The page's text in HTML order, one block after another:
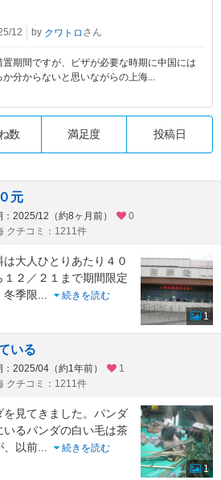
12 by クワトロ さん
期間ですが、ビザが必要な時期に中国には
分からないと思いながらの上海...
数 満足度 投稿日
元
2025/12（約8ヶ月前）
0
クチコミ：1211件
大人ひとりあたり４０
２／２１まで期間限定
冬季限
続きを読む
1
いる
2025/04（約1年前）
1
クチコミ：1211件
を見てきました。パンダ
るパンダの白い毛は茶
、以前
続きを読む
1